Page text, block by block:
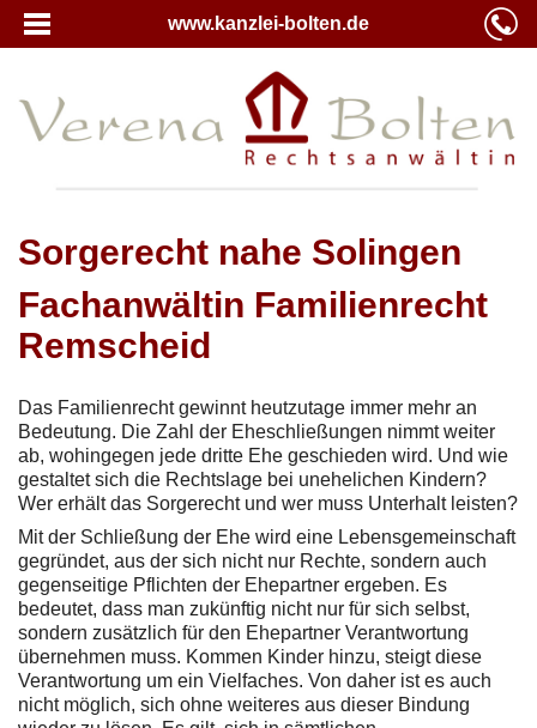
www.kanzlei-bolten.de
Sorgerecht nahe Solingen
Fachanwältin Familienrecht
Remscheid
Das Familienrecht gewinnt heutzutage immer mehr an
Bedeutung. Die Zahl der Eheschließungen nimmt weiter
ab, wohingegen jede dritte Ehe geschieden wird. Und wie
gestaltet sich die Rechtslage bei unehelichen Kindern?
Wer erhält das Sorgerecht und wer muss Unterhalt leisten?
Mit der Schließung der Ehe wird eine Lebensgemeinschaft
gegründet, aus der sich nicht nur Rechte, sondern auch
gegenseitige Pflichten der Ehepartner ergeben. Es
bedeutet, dass man zukünftig nicht nur für sich selbst,
sondern zusätzlich für den Ehepartner Verantwortung
übernehmen muss. Kommen Kinder hinzu, steigt diese
Verantwortung um ein Vielfaches. Von daher ist es auch
nicht möglich, sich ohne weiteres aus dieser Bindung